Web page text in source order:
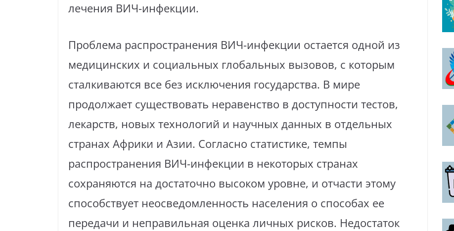
лечения ВИЧ-инфекции.
Проблема распространения ВИЧ-инфекции остается одной из
медицинских и социальных глобальных вызовов, с которым
сталкиваются все без исключения государства. В мире
продолжает существовать неравенство в доступности тестов,
лекарств, новых технологий и научных данных в отдельных
странах Африки и Азии. Согласно статистике, темпы
распространения ВИЧ-инфекции в некоторых странах
сохраняются на достаточно высоком уровне, и отчасти этому
способствует неосведомленность населения о способах ее
передачи и неправильная оценка личных рисков. Недостаток